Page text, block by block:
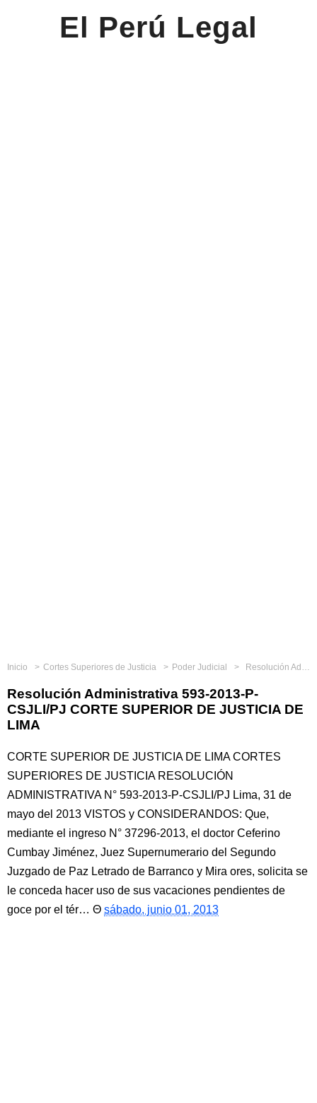
El Perú Legal
Inicio Cortes Superiores de Justicia Poder Judicial Resolución Administrativa 593-2013-P-CSJLI/PJ CORTE SUPERIOR DE JUSTICIA DE LIMA
Resolución Administrativa 593-2013-P-
CSJLI/PJ CORTE SUPERIOR DE JUSTICIA DE
LIMA
CORTE SUPERIOR DE JUSTICIA DE LIMA CORTES
SUPERIORES DE JUSTICIA RESOLUCIÓN
ADMINISTRATIVA N° 593-2013-P-CSJLI/PJ Lima, 31 de
mayo del 2013 VISTOS y CONSIDERANDOS: Que,
mediante el ingreso N° 37296-2013, el doctor Ceferino
Cumbay Jiménez, Juez Supernumerario del Segundo
Juzgado de Paz Letrado de Barranco y Mira ores, solicita se
le conceda hacer uso de sus vacaciones pendientes de
goce por el tér…
sábado, junio 01, 2013